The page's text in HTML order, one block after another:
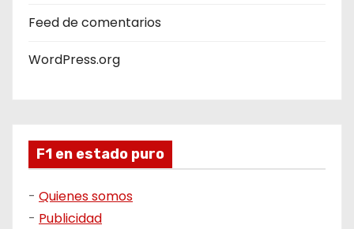
Feed de comentarios
WordPress.org
F1 en estado puro
- Quienes somos
- Publicidad